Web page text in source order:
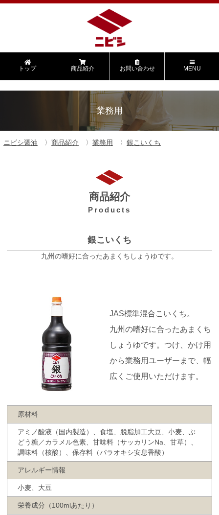
トップ 商品紹介 お問い合わせ MENU
業務用
ニビシ醤油 商品紹介 業務用 銀こいくち
商品紹介
Products
銀こいくち
九州の嗜好に合ったあまくちしょうゆです。
JAS標準混合こいくち。
九州の嗜好に合ったあまくち
しょうゆです。つけ、かけ用
から業務用ユーザーまで、幅
広くご使用いただけます。
原材料
アミノ酸液（国内製造）、食塩、脱脂加工大豆、小麦、ぶ
どう糖／カラメル色素、甘味料（サッカリンNa、甘草）、
調味料（核酸）、保存料（パラオキシ安息香酸）
アレルギー情報
小麦、大豆
栄養成分（100mlあたり）